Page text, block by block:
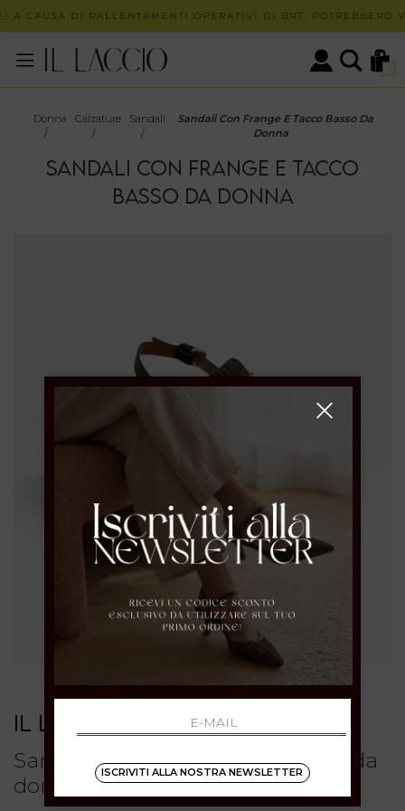
A CAUSA DI RALLENTAMENTI OPERATIVI DI BRT, POTREBBERO
0
Donna
/
Calzature
/
Sandali
/
Sandali Con Frange E Tacco Basso Da
Donna
SANDALI CON FRANGE E TACCO
BASSO DA DONNA
IL LACCIO
Sandali con frange e tacco basso da
donna
ISCRIVITI ALLA NOSTRA NEWSLETTER